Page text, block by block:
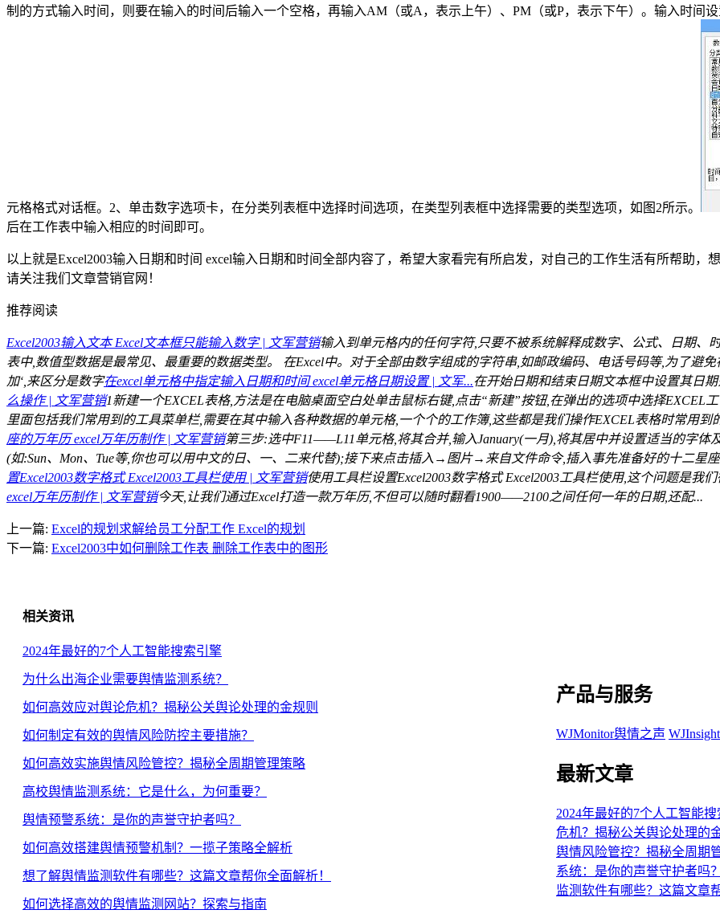
制的方式输入时间，则要在输入的时间后输入一个空格，再输入AM（或A，表示上午）、PM（或P，表示下午）。输入时间
元格格式对话框。2、单击数字选项卡，在分类列表框中选择时间选项，在类型列表框中选择需要的类型选项，如图2所示。
后在工作表中输入相应的时间即可。
以上就是Excel2003输入日期和时间 excel输入日期和时间全部内容了，希望大家看完有所启发，对自己的工作生活有所帮助，
请关注我们文章营销官网！
推荐阅读
Excel2003输入文本 Excel文本框只能输入数字 | 文军营销输入到单元格内的任何字符,只要不被系统解释成数字、公式、日期、
表中,数值型数据是最常见、最重要的数据类型。 在Excel中。对于全部由数字组成的字符串,如邮政编码、电话号码等,为了避
加‘,来区分是数字在excel单元格中指定输入日期和时间 excel单元格日期设置 | 文军...在开始日期和结束日期文本框中设置其日期
么操作 | 文军营销1新建一个EXCEL表格,方法是在电脑桌面空白处单击鼠标右键,点击“新建”按钮,在弹出的选项中选择EXCEL
里面包括我们常用到的工具菜单栏,需要在其中输入各种数据的单元格,一个个的工作簿,这些都是我们操作EXCEL表格时常用到
座的万年历 excel万年历制作 | 文军营销第三步:选中F11——L11单元格,将其合并,输入January(一月),将其居中并设置适当的字
(如:Sun、Mon、Tue等,你也可以用中文的日、一、二来代替);接下来点击插入→图片→来自文件命令,插入事先准备好的十二星
置Excel2003数字格式 Excel2003工具栏使用 | 文军营销使用工具栏设置Excel2003数字格式 Excel2003工具栏使用,这个问题是我
excel万年历制作 | 文军营销今天,让我们通过Excel打造一款万年历,不但可以随时翻看1900——2100之间任何一年的日期,还配...
上一篇: Excel的规划求解给员工分配工作 Excel的规划
下一篇: Excel2003中如何删除工作表 删除工作表中的图形
相关资讯
2024年最好的7个人工智能搜索引擎
为什么出海企业需要舆情监测系统？
如何高效应对舆论危机？揭秘公关舆论处理的金规则
如何制定有效的舆情风险防控主要措施？
如何高效实施舆情风险管控？揭秘全周期管理策略
高校舆情监测系统：它是什么，为何重要？
舆情预警系统：是你的声誉守护者吗？
如何高效搭建舆情预警机制？一揽子策略全解析
想了解舆情监测软件有哪些？这篇文章帮你全面解析！
如何选择高效的舆情监测网站？探索与指南
产品与服务
WJMonitor舆情之声
最新文章
2024年最好的7个人工智能
危机？揭秘公关舆论处理的
舆情风险管控？揭秘全周期
系统：是你的声誉守护者吗？
监测软件有哪些？这篇文章